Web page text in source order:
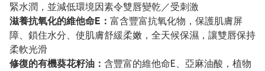
緊水潤，並減低環境因素令雙唇變乾／受刺激
滋養抗氧化的維他命E： 富含豐富抗氧化物，保護肌膚屏
障、鎖住水分、使肌膚舒緩柔嫩，全天候保濕，讓雙唇保持
柔軟光滑
修復的有機葵花籽油： 含豐富的維他命E、亞麻油酸，植物